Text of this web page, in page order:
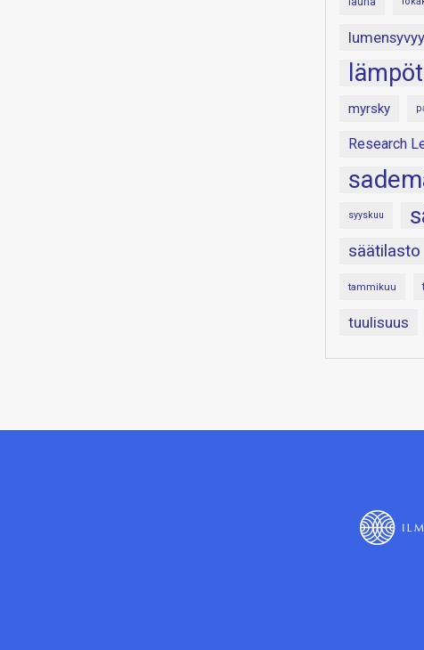
myrsky
Research
syyskuu
säätilasto
tammikuu
tuulisuus